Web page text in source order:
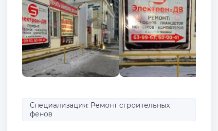
Специализация: Ремонт строительных
фенов